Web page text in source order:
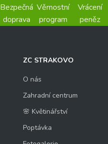
Bezpečná
doprava
Věrnostní
program
Vrácení
peněz
ZC STRAKOVO
O nás
Zahradní centrum
🌸 Květinářství
Poptávka